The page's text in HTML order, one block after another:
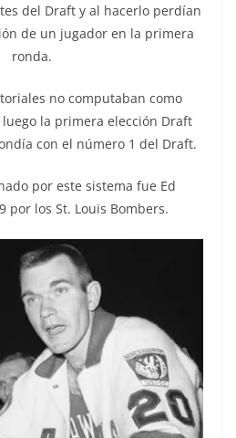
del Draft y al hacerlo perdían
de un jugador en la primera
ronda.
no computaban como
la primera elección Draft
con el número 1 del Draft.
por este sistema fue Ed
por los St. Louis Bombers.